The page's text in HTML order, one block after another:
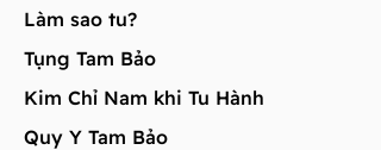
Làm sao tu?
Tụng Tam Bảo
Kim Chỉ Nam khi Tu Hành
Quy Y Tam Bảo